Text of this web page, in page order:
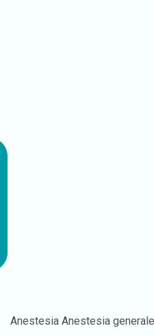
Anestesia Anestesia generale